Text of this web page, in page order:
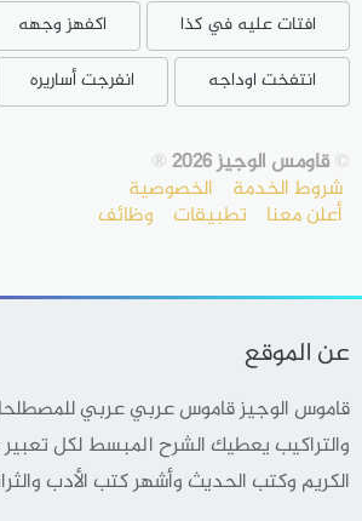
افتات عليه في كذا
اكفهز وجهه
انتفخت اوداجه
انفرجت أساريره
©قاومس الوجيز 2026 ®
شروط الخدمة الخصوصية
أعلن معنا تطبيقات وظائف
عن الموقع
قاموس الوجيز قاموس عربي عربي
والتراكيب يعطيك الشرح المبسط لكل تعبير
الكريم وكتب الحديث وأشهر كتب الأدب